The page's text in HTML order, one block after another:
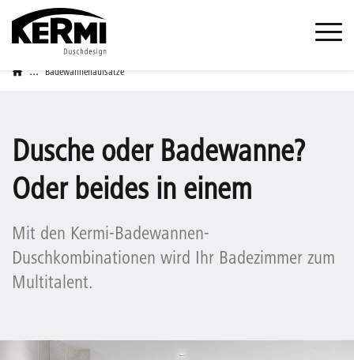
... Badewannenaufsätze
Dusche oder Badewanne?
Oder beides in einem
Mit den Kermi-Badewannen-
Duschkombinationen wird Ihr Badezimmer zum
Multitalent.